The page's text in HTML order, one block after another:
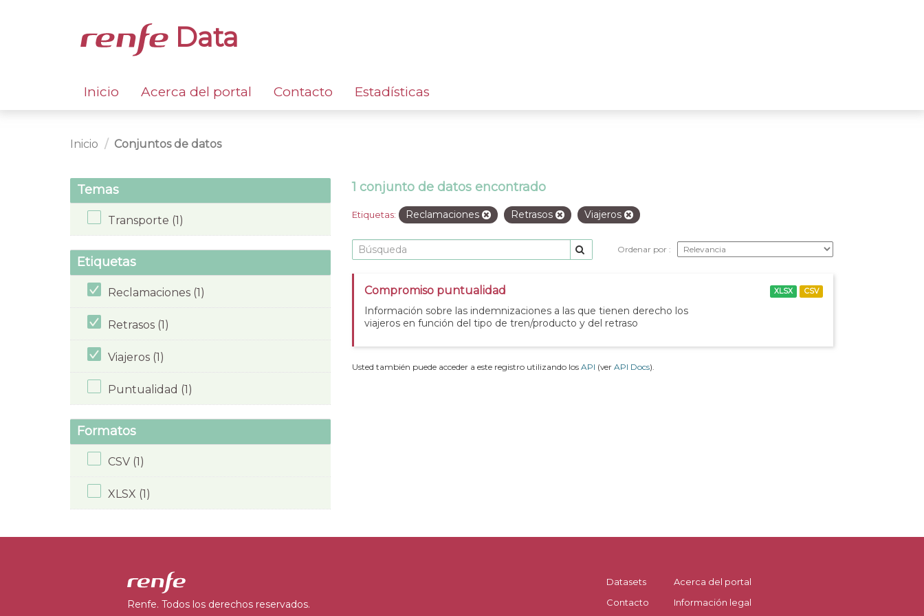
Data
Inicio Acerca del portal Contacto Estadísticas
Inicio Conjuntos de datos
Temas
Transporte (1)
Etiquetas
Reclamaciones (1)
Retrasos (1)
Viajeros (1)
Puntualidad (1)
Formatos
CSV (1)
XLSX (1)
1 conjunto de datos encontrado
Etiquetas: Reclamaciones Retrasos Viajeros
Ordenar por
Compromiso puntualidad
Información sobre las indemnizaciones a las que tienen derecho los
viajeros en función del tipo de tren/producto y del retraso
XLSX CSV
Usted también puede acceder a este registro utilizando los API (ver API Docs).
Renfe. Todos los derechos reservados.
Datasets
Contacto
Acerca del portal
Información legal